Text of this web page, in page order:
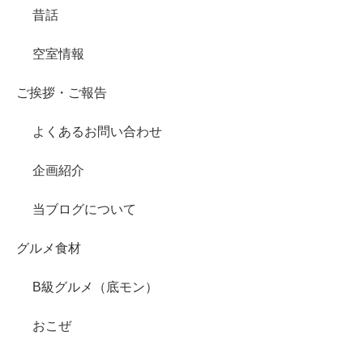
昔話
空室情報
ご挨拶・ご報告
よくあるお問い合わせ
企画紹介
当ブログについて
グルメ食材
B級グルメ（底モン）
おこぜ